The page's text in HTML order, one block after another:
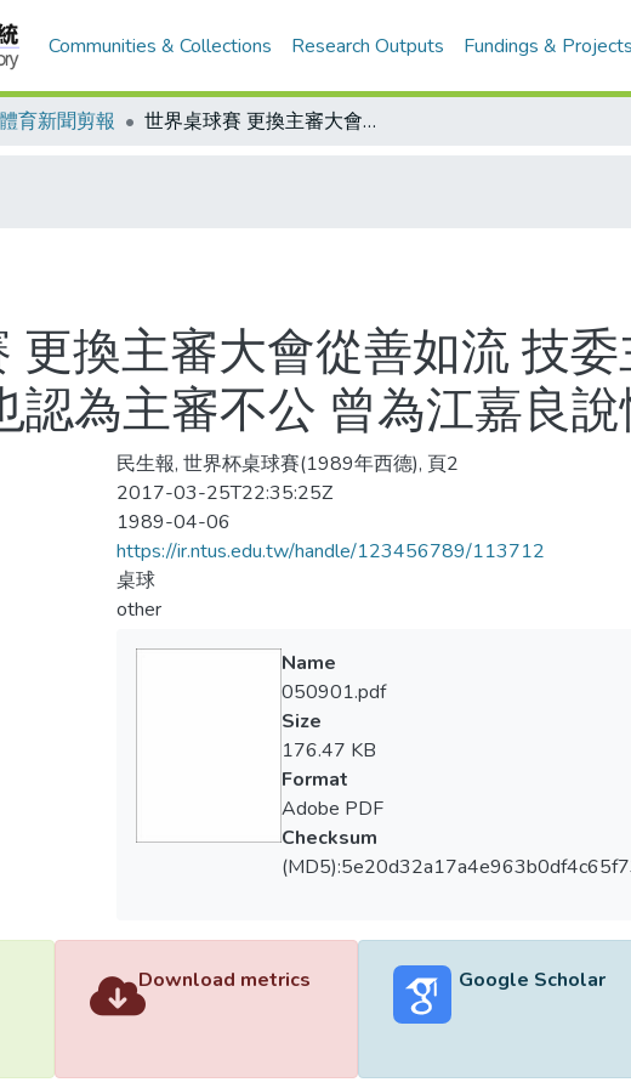
Communities & Collections Research Outputs Fundings & Projects
體育新聞剪報 世界桌球賽 更換主審大會從善如流 技委主席表示 裁判的確欠公/華德納也認為主審不公 曾為江嘉良說情
更換主審大會從善如流 技
認為主審不公 曾為江嘉良
民生報, 世界杯桌球賽(1989年西德), 頁2
2017-03-25T22:35:25Z
1989-04-06
https://ir.ntus.edu.tw/handle/123456789/113712
桌球
other
Name
050901.pdf
Size
176.47 KB
Format
Adobe PDF
Checksum
Download metrics Google Scholar